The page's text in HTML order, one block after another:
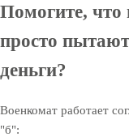
Помогите, что
просто
деньги?
Военкомат работает
"б":